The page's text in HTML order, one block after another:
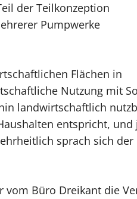
der Teilkonzeption
Pumpwerke
Flächen in
Nutzung mit
landwirtschaftlich
entspricht,
sprach sich
Büro Dreikant die